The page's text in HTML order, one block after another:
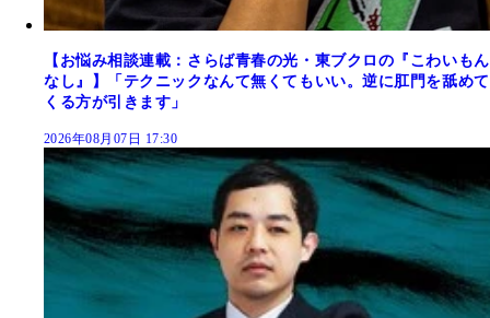
【お悩み相談連載：さらば青春の光・東ブクロの『こわいもん
なし』】「テクニックなんて無くてもいい。逆に肛門を舐めて
くる方が引きます」
2026年08月07日 17:30